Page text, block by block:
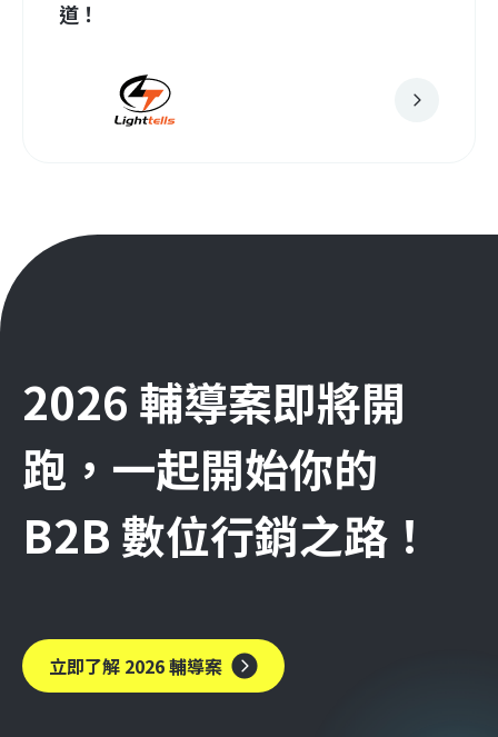
道！
2026 輔導案即將開
跑，一起開始你的
B2B 數位行銷之路！
立即了解 2026 輔導案